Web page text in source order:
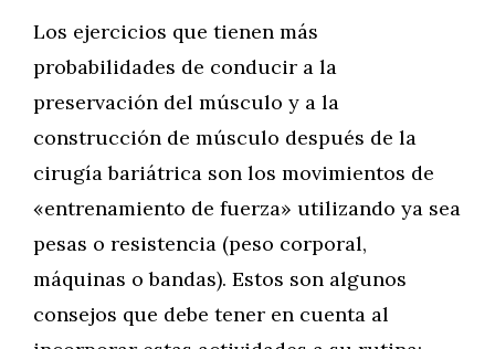
Los ejercicios que tienen más
probabilidades de conducir a la
preservación del músculo y a la
construcción de músculo después de la
cirugía bariátrica son los movimientos de
«entrenamiento de fuerza» utilizando ya sea
pesas o resistencia (peso corporal,
máquinas o bandas). Estos son algunos
consejos que debe tener en cuenta al